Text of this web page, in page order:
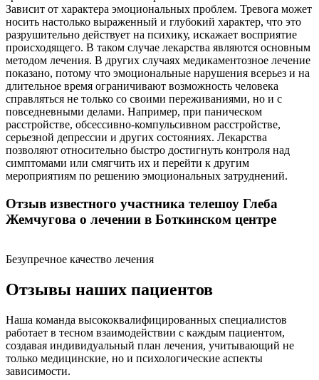
Зависит от характера эмоциональных проблем. Тревога может
носить настолько выраженный и глубокий характер, что это
разрушительно действует на психику, искажает восприятие
происходящего. В таком случае лекарства являются основным
методом лечения. В других случаях медикаментозное лечение
показано, потому что эмоциональные нарушения всерьез и на
длительное время ограничивают возможность человека
справляться не только со своими переживаниями, но и с
повседневными делами. Например, при паническом
расстройстве, обсессивно-компульсивном расстройстве,
серьезной депрессии и других состояниях. Лекарства
позволяют относительно быстро достигнуть контроля над
симптомами или смягчить их и перейти к другим
мероприятиям по решению эмоциональных затруднений.
Отзыв известного участника телешоу Глеба
Жемчугова о лечении в Боткинском центре
Безупречное качество лечения
Отзывы наших пациентов
Наша команда высококвалифицированных специалистов
работает в тесном взаимодействии с каждым пациентом,
создавая индивидуальный план лечения, учитывающий не
только медицинские, но и психологические аспекты
зависимости.